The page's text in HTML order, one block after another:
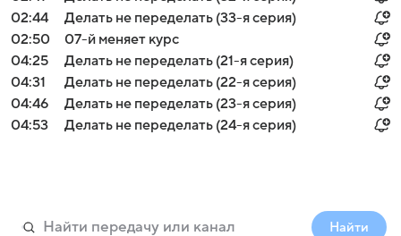
02:44
Делать не переделать (33-я серия)
02:50
07-й меняет курс
04:25
Делать не переделать (21-я серия)
04:31
Делать не переделать (22-я серия)
04:46
Делать не переделать (23-я серия)
04:53
Делать не переделать (24-я серия)
Найти